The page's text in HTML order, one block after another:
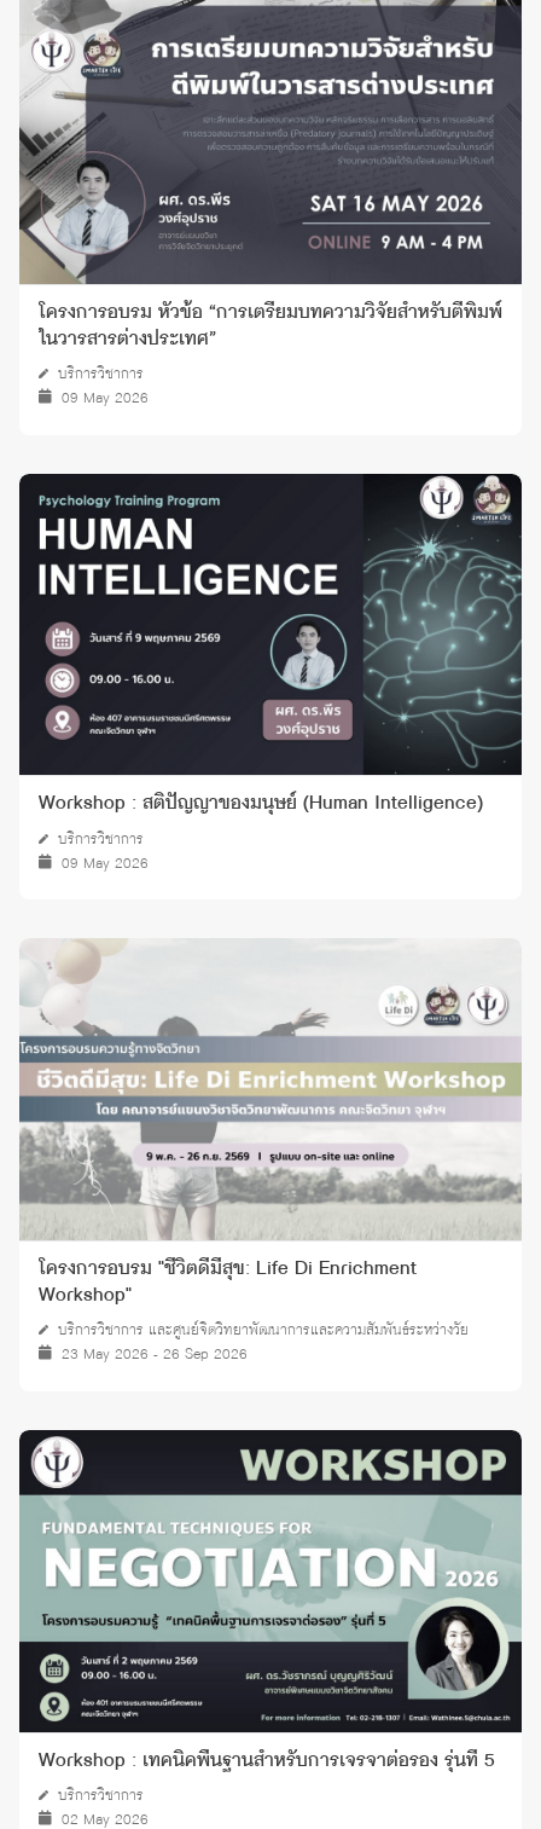
โครงการอบรม หัวข้อ “การเตรียมบทความวิจัยสำหรับตีพิมพ์
ในวารสารต่างประเทศ”
บริการวิชาการ
09 May 2026
Workshop : สติปัญญาของมนุษย์ (Human Intelligence)
บริการวิชาการ
09 May 2026
โครงการอบรม "ชีวิตดีมีสุข: Life Di Enrichment
Workshop"
บริการวิชาการ และศูนย์จิตวิทยาพัฒนาการและความสัมพันธ์ระหว่างวัย
23 May 2026 - 26 Sep 2026
Workshop : เทคนิคพื้นฐานสำหรับการเจรจาต่อรอง รุ่นที่ 5
บริการวิชาการ
02 May 2026